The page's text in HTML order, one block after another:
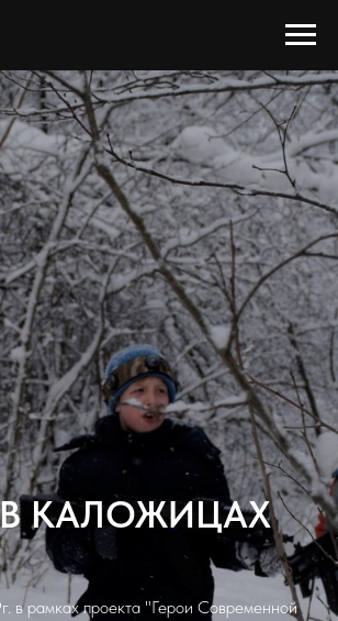
КАЛОЖИЦАХ
в рамках проекта "Герои Современной